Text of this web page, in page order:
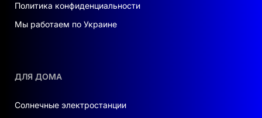
Политика конфиденциальности
Мы работаем по Украине
ДЛЯ ДОМА
Солнечные электростанции